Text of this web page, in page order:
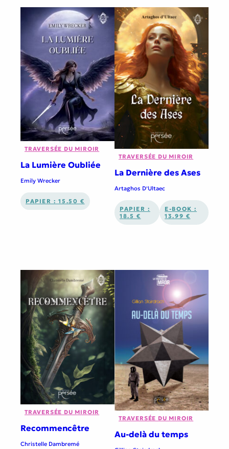
TRAVERSÉE DU MIROIR
La Lumière Oubliée
Emily Wrecker
PAPIER : 15.50 €
TRAVERSÉE DU MIROIR
La Dernière des Ases
Artaghos D’Ultaec
PAPIER :
18.5 €
E-BOOK :
13.99 €
TRAVERSÉE DU MIROIR
Recommencêtre
Christelle Dambremé
TRAVERSÉE DU MIROIR
Au-delà du temps